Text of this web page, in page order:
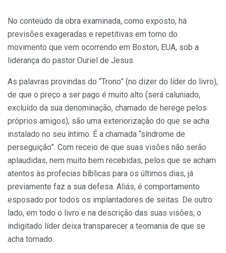
No conteúdo da obra examinada, como exposto, há
previsões exageradas e repetitivas em torno do
movimento que vem ocorrendo em Boston, EUA, sob a
liderança do pastor Ouriel de Jesus.
As palavras provindas do “Trono” (no dizer do líder do livro),
de que o preço a ser pago é muito alto (será caluniado,
excluído da sua denominação, chamado de herege pelos
próprios amigos), são uma exteriorização do que se acha
instalado no seu íntimo. É a chamada “síndrome de
perseguição”. Com receio de que suas visões não serão
aplaudidas, nem muito bem recebidas, pelos que se acham
atentos às profecias bíblicas para os últimos dias, já
previamente faz a sua defesa. Aliás, é comportamento
esposado por todos os implantadores de seitas. De outro
lado, em todo o livro e na descrição das suas visões, o
indigitado líder deixa transparecer a teomania de que se
acha tomado.